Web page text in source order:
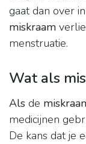
gaat dan over
miskraam
menstruatie.
Wat als
Als de
medicijnen
De kans dat je